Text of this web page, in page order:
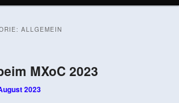
ALLGEMEIN
MXoC 2023
2023